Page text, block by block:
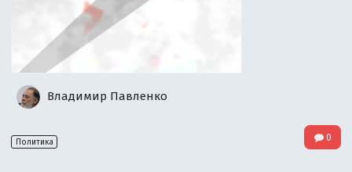
Владимир Павленко
Политика 0